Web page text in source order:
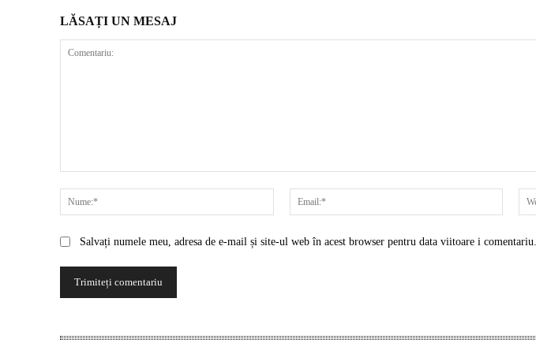
LĂSAȚI UN MESAJ
Nume:*
Email:*
Salvați numele meu, adresa de e-mail și site-ul web în acest browser pentru data viitoare i comentariu.